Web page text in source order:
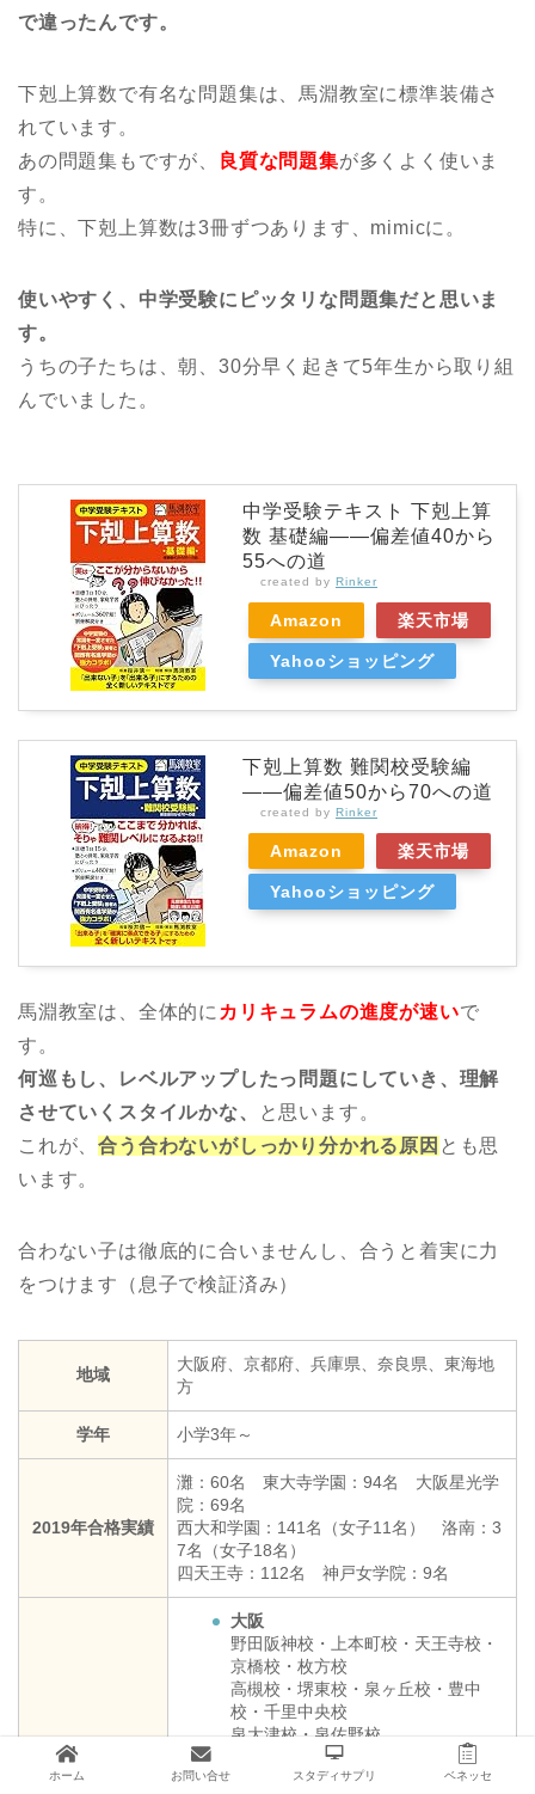
で違ったんです。
下剋上算数で有名な問題集は、馬淵教室に標準装備さ
れています。
あの問題集もですが、
良質な問題集が多くよく使いま
す。
特に、下剋上算数は3冊ずつあります、mimicに。
使いやすく、中学受験にピッタリな問題集だと思いま
す。
うちの子たちは、朝、30分早く起きて5年生から取り組
んでいました。
中学受験テキスト 下剋上算
数 基礎編――偏差値40から
55への道
created by Rinker
Amazon 楽天市場
Yahooショッピング
下剋上算数 難関校受験編
――偏差値50から70への道
created by Rinker
Amazon 楽天市場
Yahooショッピング
馬淵教室は、全体的に カリキュラムの進度が速いで
す。
何巡もし、レベルアップしたっ問題にしていき、理解
させていくスタイルかな、
と思います。
これが、合う合わないがしっかり分かれる原因 とも思
います。
合わない子は徹底的に合いませんし、合うと着実に力
をつけます（息子で検証済み）
地域
大阪府、京都府、兵庫県、奈良県、東海地
方
学年 小学3年～
2019年合格実績
灘：60名 東大寺学園：94名 大阪星光学
院：69名
西大和学園：141名（女子11名） 洛南：3
7名（女子18名）
四天王寺：112名 神戸女学院：9名
大阪
野田阪神校・上本町校・天王寺校・
京橋校・枚方校
高槻校・堺東校・泉ヶ丘校・豊中
校・千里中央校
泉大津校・泉佐野校
ホーム お問い合せ スタディサプリ ベネッセ